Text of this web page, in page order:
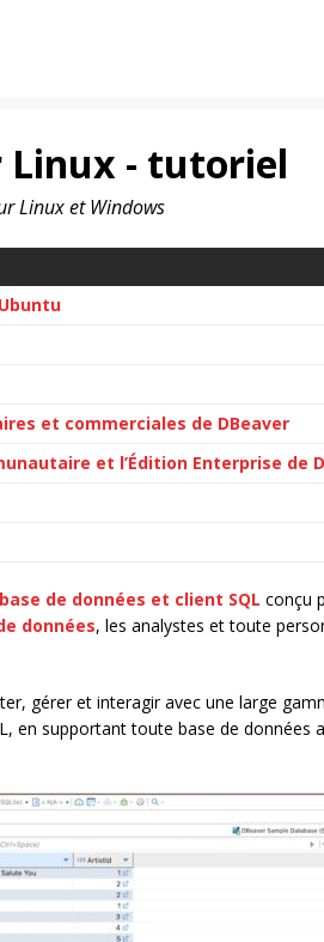
Linux - tutoriel
Linux et Windows
et commerciales de DBeaver
et l’Édition Enterprise de
de données et client SQL conçu
données, les analystes et toute
gérer et interagir avec une large
en supportant toute base de données